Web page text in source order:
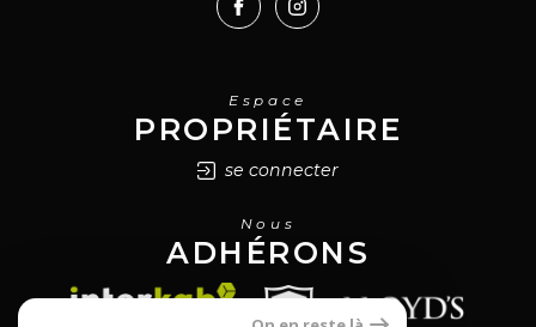
Espace
PROPRIÉTAIRE
se connecter
Nous
ADHÉRONS